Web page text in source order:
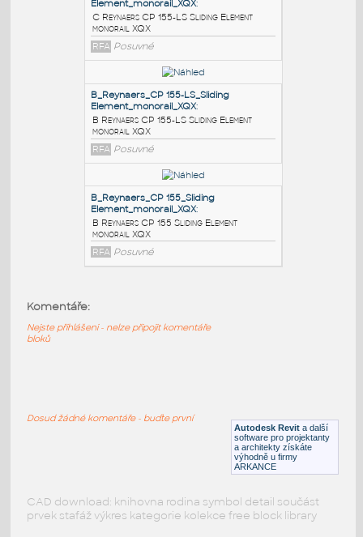
A_Reynaers_CP 155-LS_Sliding
Element_monorail_XQX
A Reynaers CP 155-LS Sliding Element
monorail XQX
RFA Posuvné
C_Reynaers_CP 155-LS_Sliding
Element_monorail_XQX:
C Reynaers CP 155-LS Sliding Element
monorail XQX
RFA Posuvné
Posuvné
B Reynaers CP 155 Sliding Element
Autodesk Revit a další
software pro projektanty
a architekty získáte
výhodně u firmy
ARKANCE
Komentáře:
Nejste přihlášeni - nelze připojit komentáře
bloků
Dosud žádné komentáře - buďte první
CAD download: knihovna rodina symbol detail součást
prvek stafáž výkres kategorie kolekce free block library